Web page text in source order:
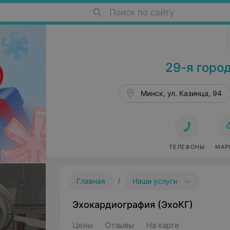
Поиск по сайту
Поликлиники в Минске
29-я
Минск, ул. Казинца, 94
ТЕЛЕФОНЫ
Главная / Наши услуги
Эхокардиография (ЭхоКГ)
Цены Отзывы На карте